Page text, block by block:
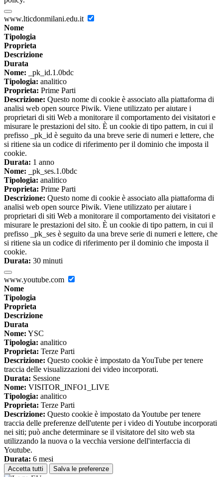
www.lticdonmilani.edu.it
Nome
Tipologia
Proprieta
Descrizione
Durata
Nome: _pk_id.1.0bdc
Tipologia: analitico
Proprieta: Prime Parti
Descrizione: Questo nome di cookie è associato alla piattaforma di
analisi web open source Piwik. Viene utilizzato per aiutare i
proprietari di siti Web a monitorare il comportamento dei visitatori e
misurare le prestazioni del sito. È un cookie di tipo pattern, in cui il
prefisso _pk_id è seguito da una breve serie di numeri e lettere, che
si ritiene sia un codice di riferimento per il dominio che imposta il
cookie.
Durata: 1 anno
Nome: _pk_ses.1.0bdc
Tipologia: analitico
Proprieta: Prime Parti
Descrizione: Questo nome di cookie è associato alla piattaforma di
analisi web open source Piwik. Viene utilizzato per aiutare i
proprietari di siti Web a monitorare il comportamento dei visitatori e
misurare le prestazioni del sito. È un cookie di tipo pattern, in cui il
prefisso _pk_ses è seguito da una breve serie di numeri e lettere, che
si ritiene sia un codice di riferimento per il dominio che imposta il
cookie.
Durata: 30 minuti
www.youtube.com
Nome
Tipologia
Proprieta
Descrizione
Durata
Nome: YSC
Tipologia: analitico
Proprieta: Terze Parti
Descrizione: Questo cookie è impostato da YouTube per tenere
traccia delle visualizzazioni dei video incorporati.
Durata: Sessione
Nome: VISITOR_INFO1_LIVE
Tipologia: analitico
Proprieta: Terze Parti
Descrizione: Questo cookie è impostato da Youtube per tenere
traccia delle preferenze dell'utente per i video di Youtube incorporati
nei siti; può anche determinare se il visitatore del sito web sta
utilizzando la nuova o la vecchia versione dell'interfaccia di
Youtube.
Durata: 6 mesi
Accetta tutti Salva le preferenze